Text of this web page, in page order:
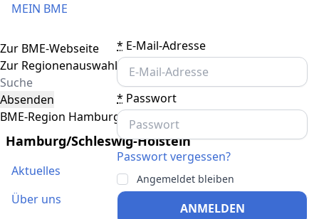
MEIN BME
* E-Mail-Adresse
* Passwort
Passwort vergessen?
Angemeldet bleiben
ANMELDEN
Toggle navigation
Zur BME-Webseite
Zur Regionenauswahl
Absenden
BME-Region Hamburg/Schleswig-Holstein
Hamburg/Schleswig-Holstein
Aktuelles
Über uns